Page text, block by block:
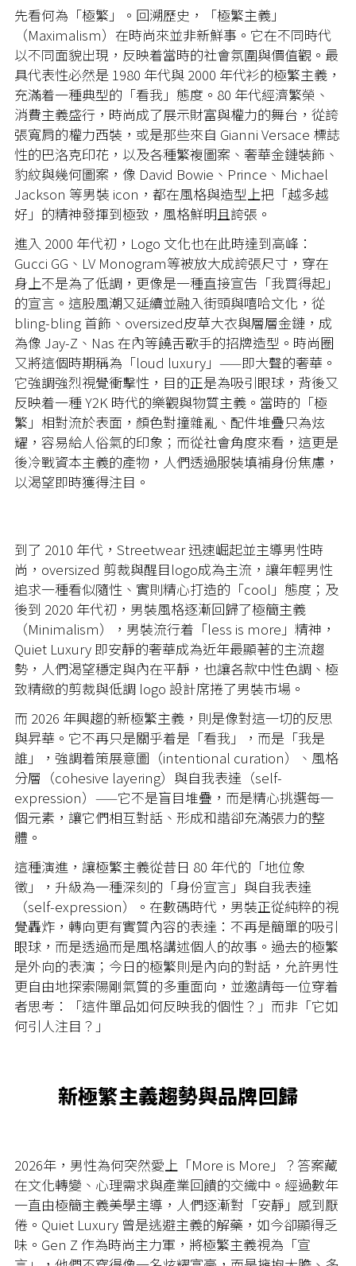
先看何為「極繁」。回溯歷史，「極繁主義」
（Maximalism）在時尚來並非新鮮事。它在不同時代
以不同面貌出現，反映着當時的社會氛圍與價值觀。最
具代表性必然是 1980 年代與 2000 年代衫的極繁主義，
充滿着一種典型的「看我」態度。80 年代經濟繁榮、
消費主義盛行，時尚成了展示財富與權力的舞台，從誇
張寬肩的權力西裝，或是那些來自 Gianni Versace 標誌
性的巴洛克印花，以及各種繁複圖案、奢華金鏈裝飾、
豹紋與幾何圖案，像 David Bowie、Prince、Michael
Jackson 等男裝 icon，都在風格與造型上把「越多越
好」的精神發揮到極致，風格鮮明且誇張。
進入 2000 年代初，Logo 文化也在此時達到高峰：
Gucci GG、LV Monogram等被放大成誇張尺寸，穿在
身上不是為了低調，更像是一種直接宣告「我買得起」
的宣言。這股風潮又延續並融入街頭與嘻哈文化，從
bling-bling 首飾、oversized皮草大衣與層層金鏈，成
為像 Jay-Z、Nas 在內等饒舌歌手的招牌造型。時尚圈
又將這個時期稱為「loud luxury」——即大聲的奢華。
它強調強烈視覺衝擊性，目的正是為吸引眼球，背後又
反映着一種 Y2K 時代的樂觀與物質主義。當時的「極
繁」相對流於表面，顏色對撞雜亂、配件堆疊只為炫
耀，容易給人俗氣的印象；而從社會角度來看，這更是
後冷戰資本主義的產物，人們透過服裝填補身份焦慮，
以渴望即時獲得注目。
到了 2010 年代，Streetwear 迅速崛起並主導男性時
尚，oversized 剪裁與醒目logo成為主流，讓年輕男性
追求一種看似隨性、實則精心打造的「cool」態度；及
後到 2020 年代初，男裝風格逐漸回歸了極簡主義
（Minimalism），男裝流行着「less is more」精神，
Quiet Luxury 即安靜的奢華成為近年最顯著的主流趨
勢，人們渴望穩定與內在平靜，也讓各款中性色調、極
致精緻的剪裁與低調 logo 設計席捲了男裝市場。
而 2026 年興趨的新極繁主義，則是像對這一切的反思
與昇華。它不再只是關乎着是「看我」，而是「我是
誰」，強調着策展意圖（intentional curation）、風格
分層（cohesive layering）與自我表達（self-
expression）——它不是盲目堆疊，而是精心挑選每一
個元素，讓它們相互對話、形成和諧卻充滿張力的整
體。
這種演進，讓極繁主義從昔日 80 年代的「地位象
徵」，升級為一種深刻的「身份宣言」與自我表達
（self-expression）。在數碼時代，男裝正從純粹的視
覺轟炸，轉向更有實質內容的表達：不再是簡單的吸引
眼球，而是透過而是風格講述個人的故事。過去的極繁
是外向的表演；今日的極繁則是內向的對話，允許男性
更自由地探索陽剛氣質的多重面向，並邀請每一位穿着
者思考：「這件單品如何反映我的個性？」而非「它如
何引人注目？」
新極繁主義趨勢與品牌回歸
2026年，男性為何突然愛上「More is More」？答案藏
在文化轉變、心理需求與產業回饋的交織中。經過數年
一直由極簡主義美學主導，人們逐漸對「安靜」感到厭
倦。Quiet Luxury 曾是逃避主義的解藥，如今卻顯得乏
味。Gen Z 作為時尚主力軍，將極繁主義視為「宣